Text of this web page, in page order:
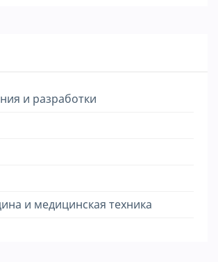
и разработки
и медицинская техника